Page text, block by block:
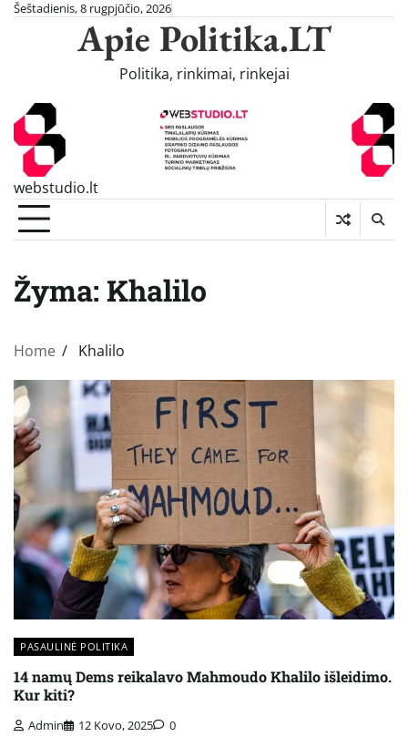
SkipŠeštadienis, 8 rugpjūčio, 2026
Apie Politika.LT
Politika, rinkimai, rinkejai
webstudio.lt
Žyma: Khalilo
Home Khalilo
PASAULINĖ POLITIKA
14 namų Dems reikalavo Mahmoudo Khalilo išleidimo.
Kur kiti?
Admin 12 Kovo, 2025 0